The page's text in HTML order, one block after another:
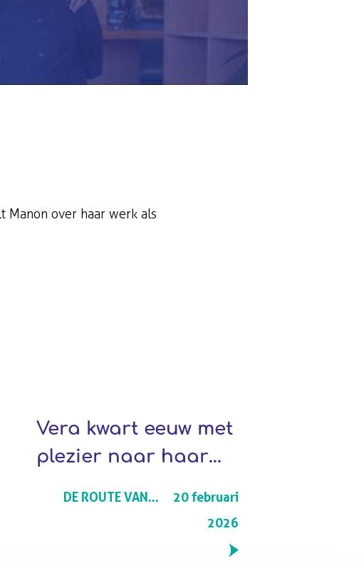
Manon over haar werk als
Vera kwart eeuw met
plezier naar haar
DE ROUTE VAN...20 februari
2026